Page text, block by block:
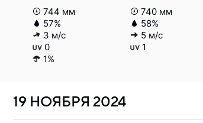
744 мм
57%
3 м/с
0
1%
740 мм
58%
5 м/с
1
19 НОЯБРЯ 2024